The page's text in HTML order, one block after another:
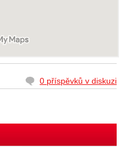
0 příspěvků v diskuzi